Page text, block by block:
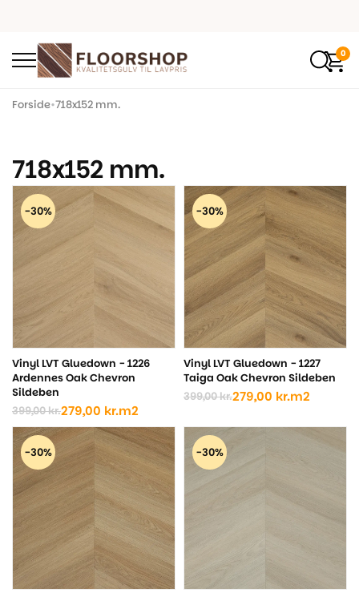
0
Forside•718x152 mm.
718x152 mm.
-30%
Vinyl LVT Gluedown - 1226
Ardennes Oak Chevron
Sildeben
399,00kr.
Den
oprindelige
pris
var:
399,00 kr..
279,00 kr.
Den
aktuelle
pris
er:
279,00 kr..
m2
-30%
Vinyl LVT Gluedown - 1227
Taiga Oak Chevron Sildeben
399,00kr.
Den
pris
var:
399,00 kr..
279,00 kr.
Den
pris
er:
279,00 kr..
m2
-30% -30%